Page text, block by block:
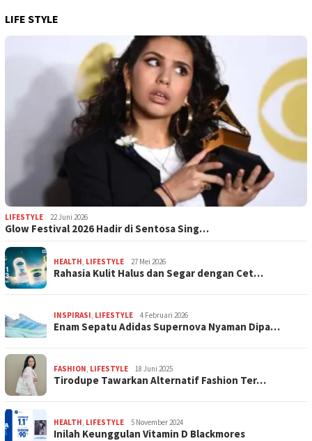
LIFE STYLE
LIFESTYLE 22 Juni 2026
Glow Festival 2026 Hadir di Sentosa Sing…
HEALTH LIFESTYLE 27 Mei 2026
Rahasia Kulit Halus dan Segar dengan Cet…
INSPIRASI LIFESTYLE 4 Februari 2026
Enam Sepatu Adidas Supernova Nyaman Dipa…
FASHION LIFESTYLE 18 Juni 2025
Tirodupe Tawarkan Alternatif Fashion Ter…
HEALTH LIFESTYLE 5 November 2024
Inilah Keunggulan Vitamin D Blackmores